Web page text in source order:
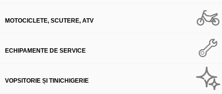
MOTOCICLETE, SCUTERE, ATV
ECHIPAMENTE DE SERVICE
VOPSITORIE ȘI TINICHIGERIE